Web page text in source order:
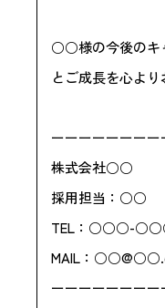
○○様の今後のキ
とご成長を心より
ーーーーーーーー
株式会社○○
採用担当：○○
TEL：○○○-
MAIL：
ーーーーーーーー